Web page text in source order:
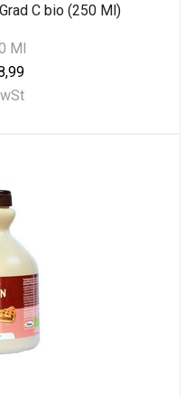
C bio (250 Ml)
Ml